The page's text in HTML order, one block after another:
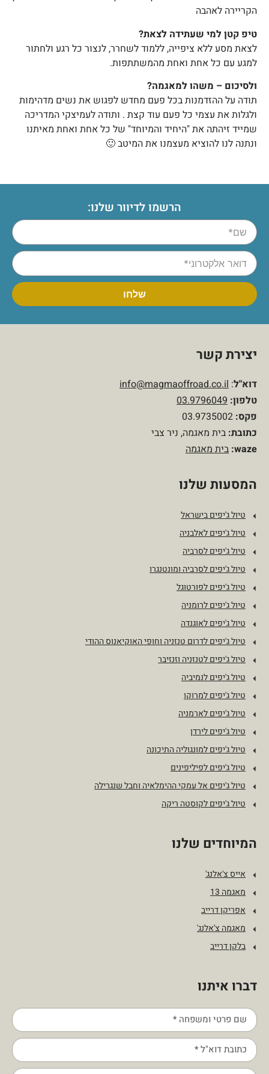
הקריירה לאהבה
טיפ קטן למי שעתידה לצאת?
לצאת מסע ללא ציפייה, ללמוד לשחרר, לנצור כל רגע ולחתור
למגע עם כל אחת ואחת מהמשתתפות.
ולסיכום – משהו למאגמה?
תודה על ההזדמנות בכל פעם מחדש לפגוש את נשים מדהימות
ולגלות את עצמי כל פעם עוד קצת . ותודה לעמיצקי המדריכה
שמייד זיהתה את "היחיד והמיוחד" של כל אחת ואחת מאיתנו
ונתנה לנו להוציא מעצמנו את המיטב 🙂
הרשמו לדיוור שלנו:
יצירת קשר
דוא"ל:
info@magmaoffroad.co.il
טלפון:
03.9796049
פקס:
כתובת: בית מאגמה, ניר צבי
waze: בית מאגמה
המסעות שלנו
טיול ג'יפים בישראל
טיול ג'יפים לאלבניה
טיול ג'יפים לסרביה
טיול ג'יפים לסרביה ומונטנגרו
טיול ג'יפים לפורטוגל
טיול ג'יפים לרומניה
טיול ג'יפים לאוגנדה
טיול ג'יפים לדרום טנזניה וחופי האוקיאנוס ההודי
טיול ג'יפים לטנזניה וזנזיבר
טיול ג'יפים לנמיביה
טיול ג'יפים למרוקו
טיול ג'יפים לארמניה
טיול ג'יפים לירדן
טיול ג'יפים למונגוליה התיכונה
טיול ג'יפים לפיליפינים
טיול ג'יפים אל עמקי ההימלאיה וחבל שנגרילה
טיול ג'יפים לקוסטה ריקה
המיוחדים שלנו
אייס צ'אלנג'
מאגמה 13
אפריקן דרייב
מאגמה צ'אלנג'
בלקן דרייב
דברו איתנו